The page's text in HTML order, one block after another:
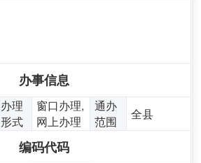
办事信息
办理
形式
窗口办理,
网上办理
通办
范围
全县
编码代码